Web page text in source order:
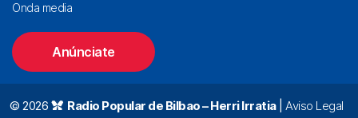
Onda media
Anúnciate
© 2026 Radio Popular de Bilbao – Herri Irratia| Aviso Legal